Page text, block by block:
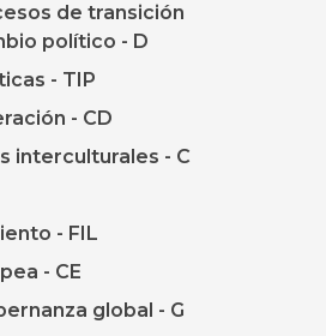
de transición
político - D
- TIP
- CD
interculturales - C
- FIL
- CE
global - G